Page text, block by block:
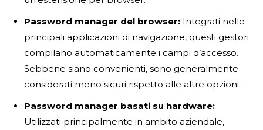
Password manager del browser: Integrati nelle
principali applicazioni di navigazione, questi gestori
compilano automaticamente i campi d’accesso.
Sebbene siano convenienti, sono generalmente
considerati meno sicuri rispetto alle altre opzioni.
Password manager basati su hardware:
Utilizzati principalmente in ambito aziendale,